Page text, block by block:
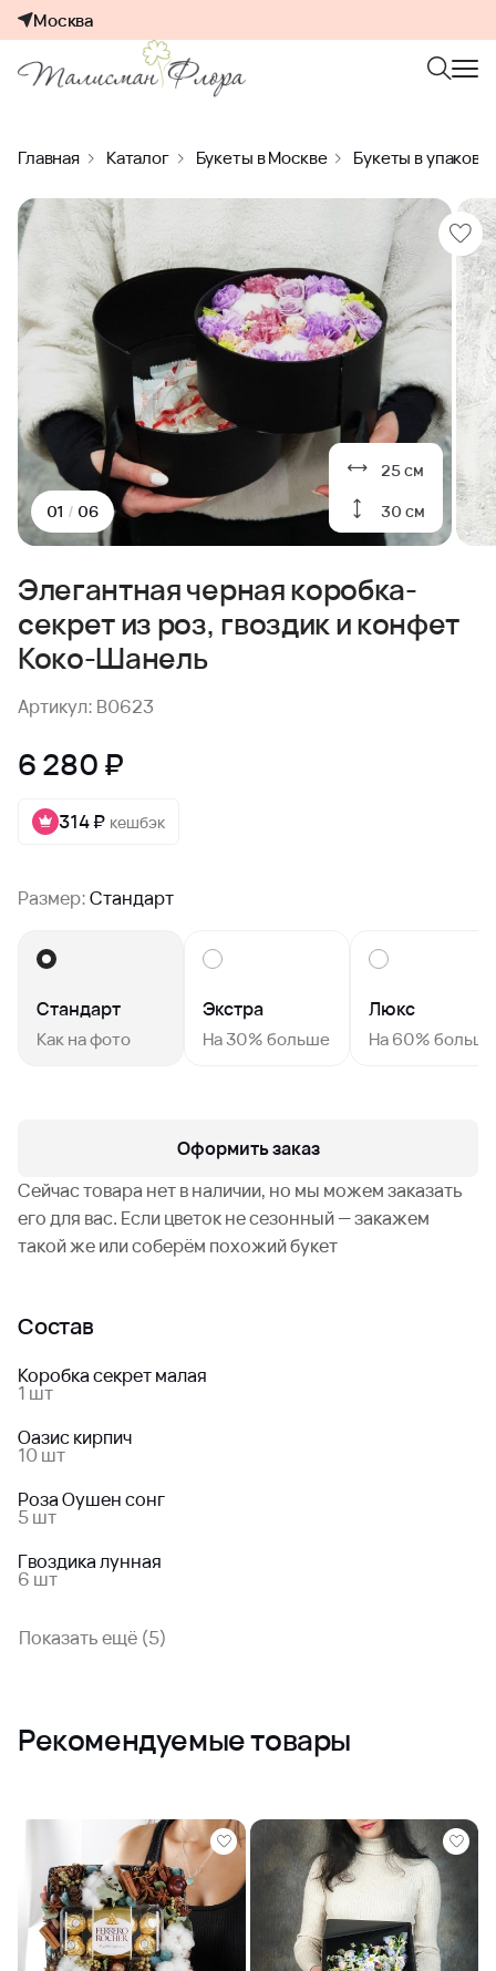
Москва
Главная Каталог Букеты в Москве Букеты в
25 см
30 см
01 / 06
Элегантная черная коробка-
секрет из роз, гвоздик и конфет
Коко-Шанель
Артикул: B0623
6 280 ₽
314 ₽ кешбэк
Размер:Стандарт
Стандарт
Как на фото
Экстра
На 30% больше
Люкс
На 60% больше
Оформить заказ
Сейчас товара нет в наличии, но мы можем заказать
его для вас. Если цветок не сезонный — закажем
такой же или соберём похожий букет
Состав
Коробка секрет малая
1 шт
Оазис кирпич
10 шт
Роза Оушен сонг
5 шт
Гвоздика лунная
6 шт
Показать ещё (5)
Рекомендуемые товары